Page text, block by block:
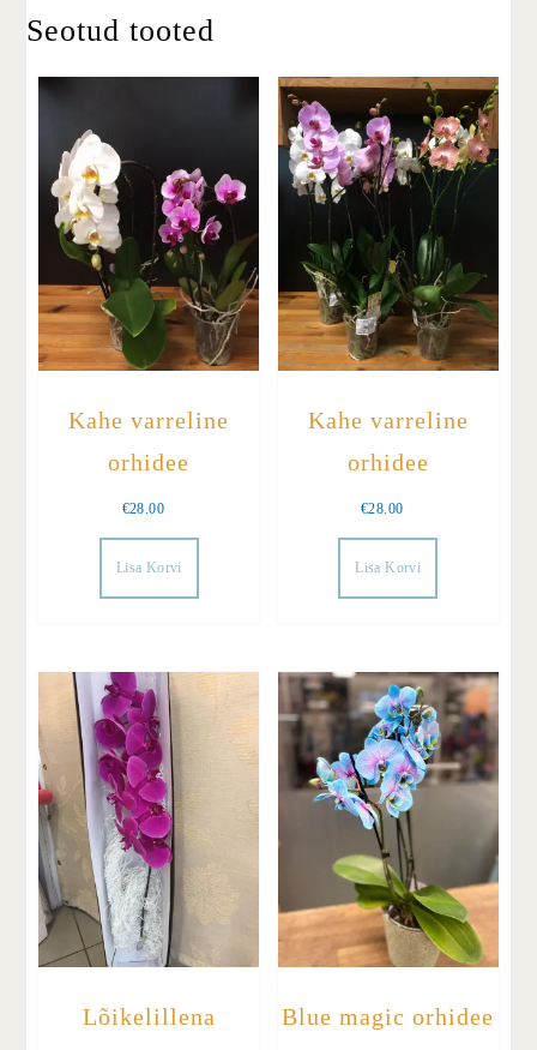
Seotud tooted
Kahe varreline
orhidee
€28.00
Lisa Korvi
Kahe varreline
orhidee
€28.00
Lisa Korvi
Lõikelillena
Blue magic orhidee